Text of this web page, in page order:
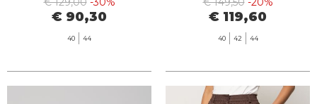
€ 90,30
40 44
€ 119,60
40 42 44